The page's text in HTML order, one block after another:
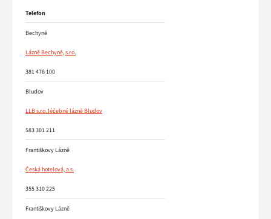
Telefon
Bechyně
Lázně Bechyně, s.r.o.
381 476 100
Bludov
LLB s.r.o. léčebné lázně Bludov
583 301 211
Františkovy Lázně
Česká hotelová, a.s.
355 310 225
Františkovy Lázně